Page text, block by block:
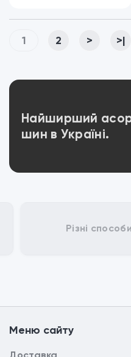
1 2 > >|
Найширший
шин в Україні.
Різні
Mеню сайтy